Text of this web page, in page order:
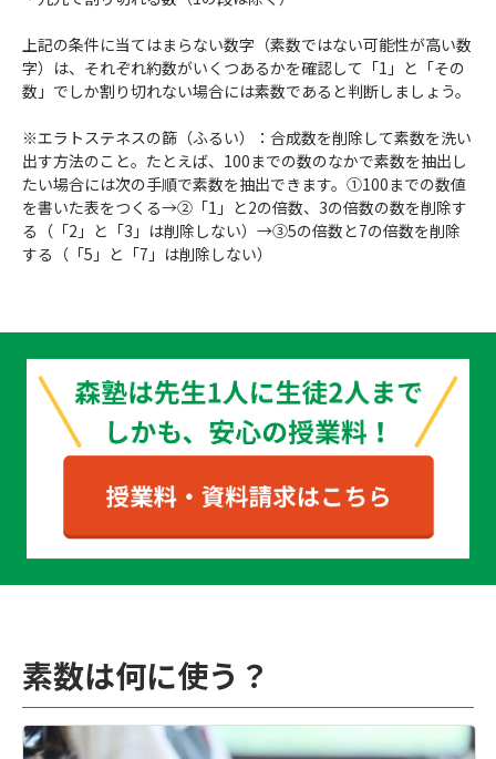
上記の条件に当てはまらない数字（素数ではない可能性が高い数
字）は、それぞれ約数がいくつあるかを確認して「1」と「その
数」でしか割り切れない場合には素数であると判断しましょう。
※エラトステネスの篩（ふるい）：合成数を削除して素数を洗い
出す方法のこと。たとえば、100までの数のなかで素数を抽出し
たい場合には次の手順で素数を抽出できます。①100までの数値
を書いた表をつくる→②「1」と2の倍数、3の倍数の数を削除す
る（「2」と「3」は削除しない）→③5の倍数と7の倍数を削除
する（「5」と「7」は削除しない）
素数は何に使う？